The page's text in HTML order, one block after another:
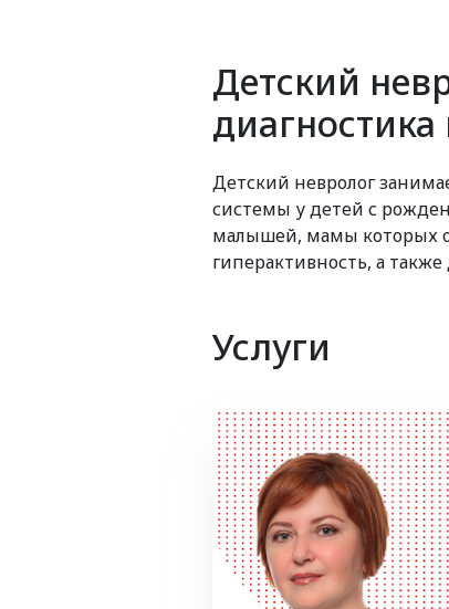
Детский
Детский невролог
системы у детей с
малышей, мамы которых
гиперактивность, а
Услуги